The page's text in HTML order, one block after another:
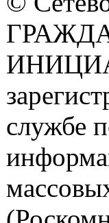
службе